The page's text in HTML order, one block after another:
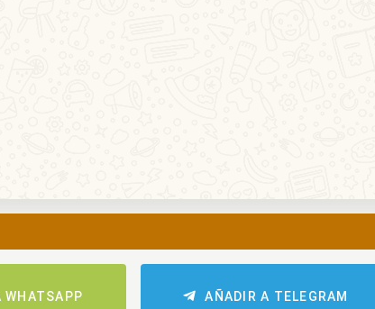
WHATSAPP AÑADIR A TELEGRAM